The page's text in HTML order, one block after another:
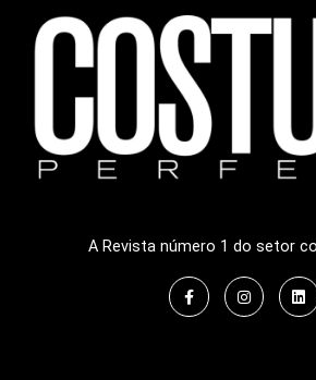
A Revista número 1 do setor